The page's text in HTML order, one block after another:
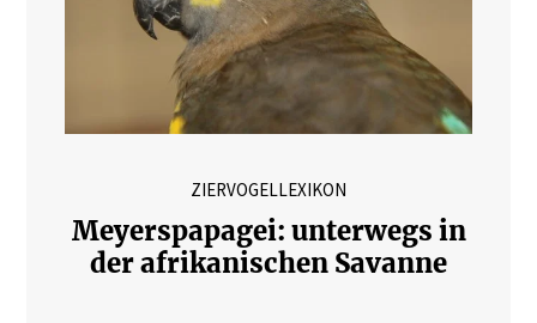
ZIERVOGELLEXIKON
Meyerspapagei: unterwegs in
der afrikanischen Savanne